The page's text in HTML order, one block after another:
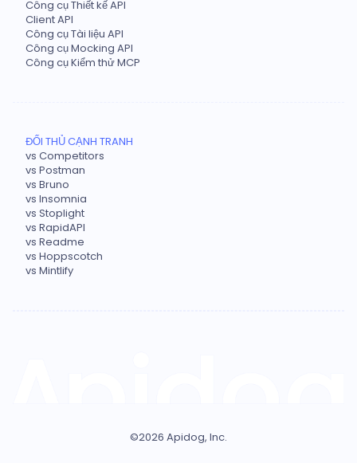
Công cụ Thiết kế API
Client API
Công cụ Tài liệu API
Công cụ Mocking API
Công cụ Kiểm thử MCP
ĐỐI THỦ CẠNH TRANH
vs Competitors
vs Postman
vs Bruno
vs Insomnia
vs Stoplight
vs RapidAPI
vs Readme
vs Hoppscotch
vs Mintlify
©2026 Apidog, Inc.